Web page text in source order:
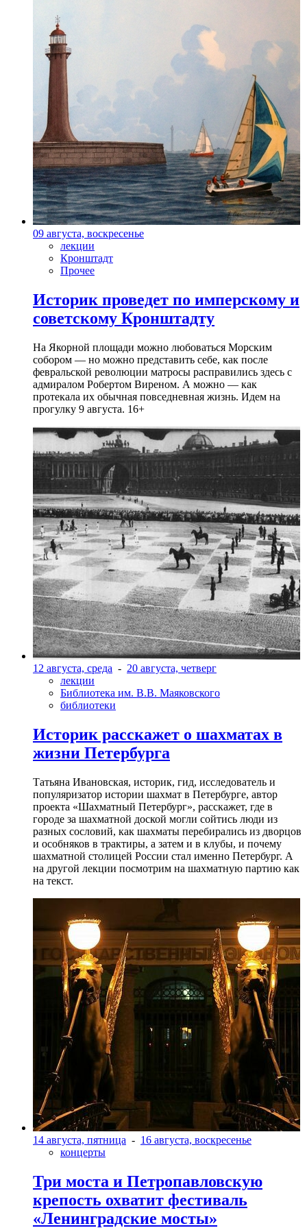
09 августа, воскресенье
лекции
Кронштадт
Прочее
Историк проведет по имперскому и
советскому Кронштадту
На Якорной площади можно любоваться Морским
собором — но можно представить себе, как после
февральской революции матросы расправились здесь с
адмиралом Робертом Виреном. А можно — как
протекала их обычная повседневная жизнь. Идем на
прогулку 9 августа. 16+
12 августа, среда - 20 августа, четверг
лекции
Библиотека им. В.В. Маяковского
библиотеки
Историк расскажет о шахматах в
жизни Петербурга
Татьяна Ивановская, историк, гид, исследователь и
популяризатор истории шахмат в Петербурге, автор
проекта «Шахматный Петербург», расскажет, где в
городе за шахматной доской могли сойтись люди из
разных сословий, как шахматы перебирались из дворцов
и особняков в трактиры, а затем и в клубы, и почему
шахматной столицей России стал именно Петербург. А
на другой лекции посмотрим на шахматную партию как
на текст.
14 августа, пятница - 16 августа, воскресенье
концерты
Три моста и Петропавловскую
крепость охватит фестиваль
«Ленинградские мосты»